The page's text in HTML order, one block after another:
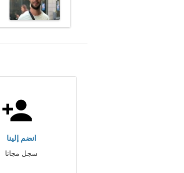
انضم إلينا
سجل مجانا